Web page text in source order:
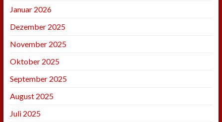
Januar 2026
Dezember 2025
November 2025
Oktober 2025
September 2025
August 2025
Juli 2025